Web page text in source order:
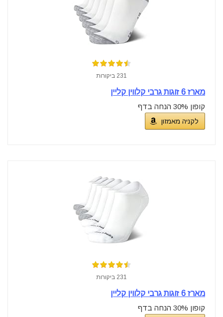
231 ביקורות
מארז 6 זוגות גרבי קלווין קליין
קופון 30% הנחה בדף
לקניה מאמזון
231 ביקורות
מארז 6 זוגות גרבי קלווין קליין
קופון 30% הנחה בדף